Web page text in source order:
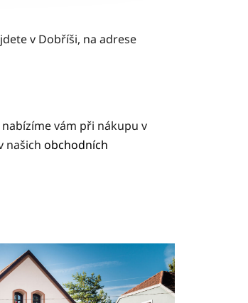
v Dobříši, na adrese
vám při nákupu v
našich obchodních